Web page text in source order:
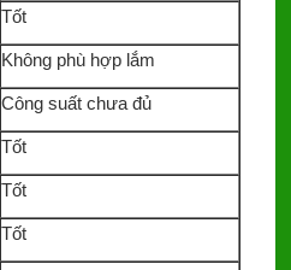
Tốt
Không phù hợp lắm
Công suất chưa đủ
Tốt
Tốt
Tốt